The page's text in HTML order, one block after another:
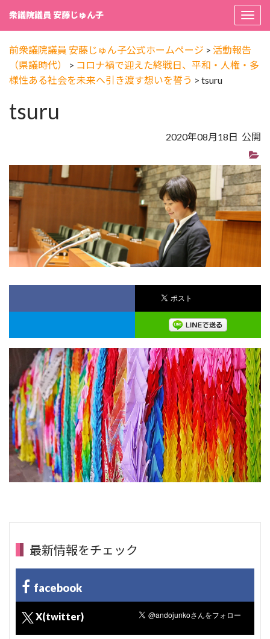
衆議院議員 安藤じゅん子
前衆議院議員 安藤じゅん子公式ホームページ > 活動報告
（県議時代）
> コロナ禍で迎えた終戦日、平和・人権・多
様性ある社会を未来へ引き渡す想いを誓う > tsuru
tsuru
2020年08月18日 公開
最新情報をチェック
facebook
X(twitter)